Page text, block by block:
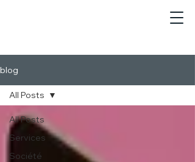
blog
All Posts
Services
Société
All Posts